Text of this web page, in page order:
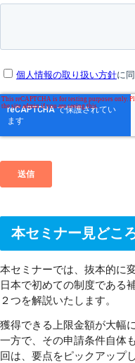
本セミナー見どこ
本セミナーでは、抜本的に
日本で初めての制度である
２つを解説いたします。
獲得できる上限金額が大幅
一方で、その申請条件自体
回は、要点をピックアップ